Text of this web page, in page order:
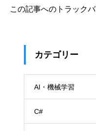
この記事へのトラック
カテゴリー
AI・機械学習
C#